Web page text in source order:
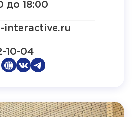
до 18:00
interactive.ru
10-04